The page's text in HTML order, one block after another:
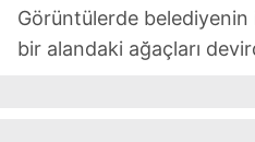
almak için lütfentıklayınız.
Görüntülerde belediyenin
bir alandaki ağaçları